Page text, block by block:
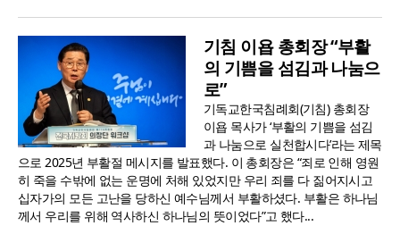
기침 이욥 총회장 “부활
의 기쁨을 섬김과 나눔으
로”
기독교한국침례회(기침) 총회장
이욥 목사가 ‘부활의 기쁨을 섬김
과 나눔으로 실천합시다’라는 제목
으로 2025년 부활절 메시지를 발표했다. 이 총회장은 “죄로 인해 영원
히 죽을 수밖에 없는 운명에 처해 있었지만 우리 죄를 다 짊어지시고
십자가의 모든 고난을 당하신 예수님께서 부활하셨다. 부활은 하나님
께서 우리를 위해 역사하신 하나님의 뜻이었다”고 했다...